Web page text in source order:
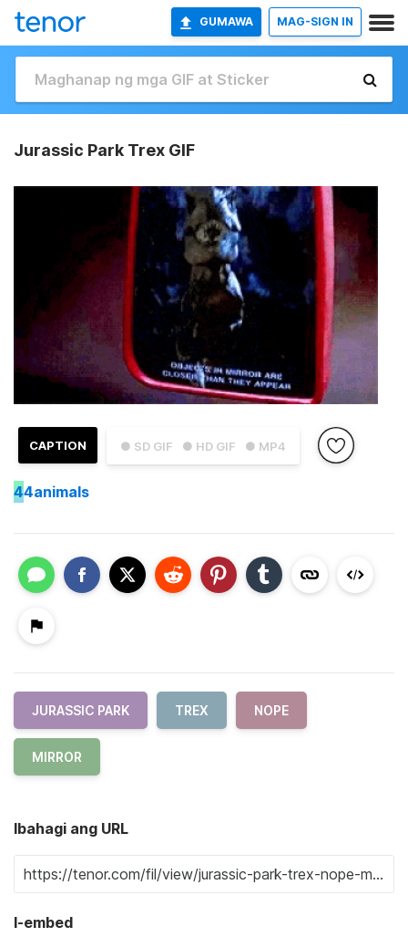
GUMAWA MAG-SIGN IN
Jurassic Park Trex GIF
● SD GIF ● HD GIF ● MP4
CAPTION
44animals
JURASSIC PARK TREX NOPE
MIRROR
Ibahagi ang URL
I-embed